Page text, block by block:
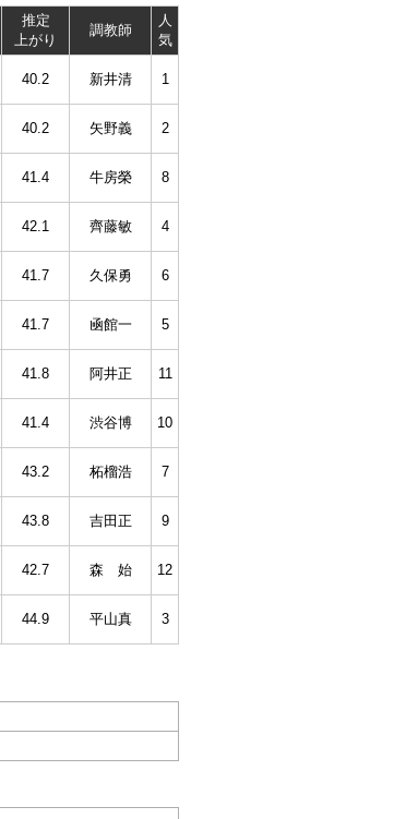
推定
上がり
調教師
人
気
40.2 新井清 1
40.2 矢野義 2
41.4 牛房榮 8
42.1 齊藤敏 4
41.7 久保勇 6
41.7 凾館一 5
41.8 阿井正 11
41.4 渋谷博 10
43.2 柘榴浩 7
43.8 吉田正 9
42.7 森 始 12
44.9 平山真 3